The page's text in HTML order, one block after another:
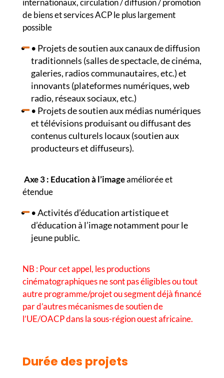
internationaux, circulation / diffusion / promotion
de biens et services ACP le plus largement
possible
• Projets de soutien aux canaux de diffusion
traditionnels (salles de spectacle, de cinéma,
galeries, radios communautaires, etc.) et
innovants (plateformes numériques, web
radio, réseaux sociaux, etc.)
• Projets de soutien aux médias numériques
et télévisions produisant ou diffusant des
contenus culturels locaux (soutien aux
producteurs et diffuseurs).
Axe 3 : Education à l’imageaméliorée et
étendue
• Activités d’éducation artistique et
d’éducation à l’image notamment pour le
jeune public.
NB : Pour cet appel, les productions
cinématographiques ne sont pas éligibles ou tout
autre programme/projet ou segment déjà financé
par d’autres mécanismes de soutien de
l’UE/OACP dans la sous-région ouest africaine.
Durée des projets